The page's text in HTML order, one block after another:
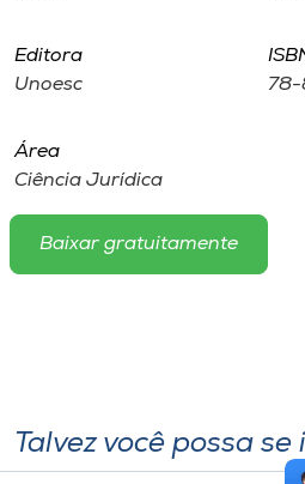
o idioma
A+
A-
Editora
Unoesc
Área
Ciência Jurídica
Baixar gratuitamente
Talvez você possa